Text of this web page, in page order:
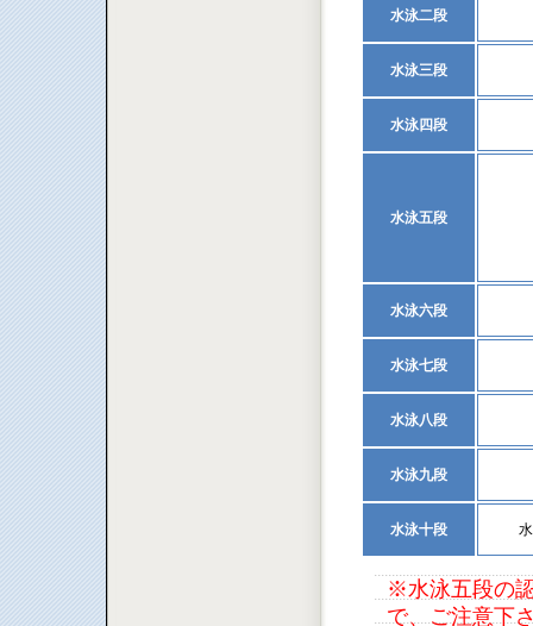
水泳二段
水泳三段
水泳四段
水泳五段
水泳六段
水泳七段
水泳八段
水泳九段
水泳十段
※水泳五段の
で、ご注意下